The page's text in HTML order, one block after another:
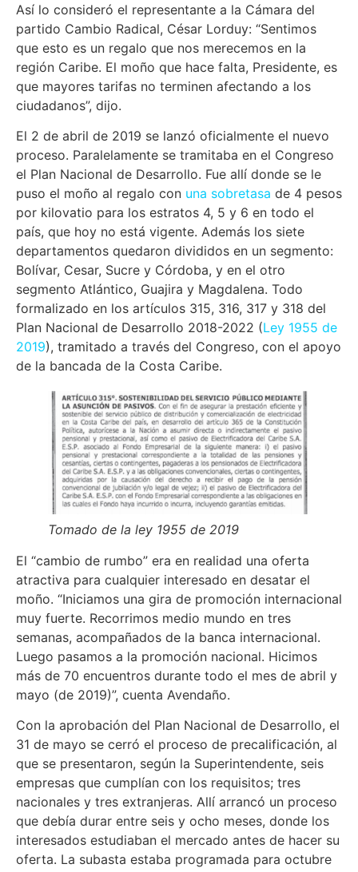
Así lo consideró el representante a la Cámara del
partido Cambio Radical, César Lorduy: “Sentimos
que esto es un regalo que nos merecemos en la
región Caribe. El moño que hace falta, Presidente, es
que mayores tarifas no terminen afectando a los
ciudadanos”, dijo.
El 2 de abril de 2019 se lanzó oficialmente el nuevo
proceso. Paralelamente se tramitaba en el Congreso
el Plan Nacional de Desarrollo. Fue allí donde se le
puso el moño al regalo con una sobretasa de 4 pesos
por kilovatio para los estratos 4, 5 y 6 en todo el
país, que hoy no está vigente. Además los siete
departamentos quedaron divididos en un segmento:
Bolívar, Cesar, Sucre y Córdoba, y en el otro
segmento Atlántico, Guajira y Magdalena. Todo
formalizado en los artículos 315, 316, 317 y 318 del
Plan Nacional de Desarrollo 2018-2022 (Ley 1955 de
2019), tramitado a través del Congreso, con el apoyo
de la bancada de la Costa Caribe.
Tomado de la ley 1955 de 2019
El “cambio de rumbo” era en realidad una oferta
atractiva para cualquier interesado en desatar el
moño. “Iniciamos una gira de promoción internacional
muy fuerte. Recorrimos medio mundo en tres
semanas, acompañados de la banca internacional.
Luego pasamos a la promoción nacional. Hicimos
más de 70 encuentros durante todo el mes de abril y
mayo (de 2019)”, cuenta Avendaño.
Con la aprobación del Plan Nacional de Desarrollo, el
31 de mayo se cerró el proceso de precalificación, al
que se presentaron, según la Superintendente, seis
empresas que cumplían con los requisitos; tres
nacionales y tres extranjeras. Allí arrancó un proceso
que debía durar entre seis y ocho meses, donde los
interesados estudiaban el mercado antes de hacer su
oferta. La subasta estaba programada para octubre